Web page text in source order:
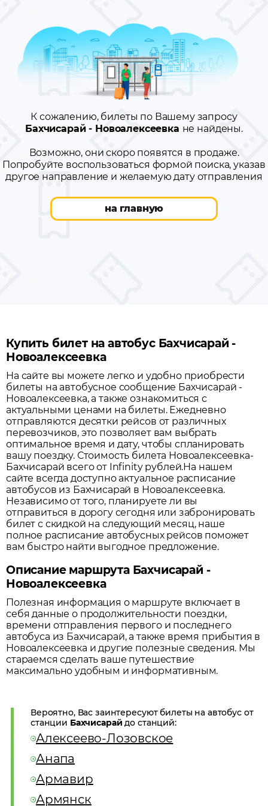
К сожалению, билеты по Вашему запросу
Бахчисарай - Новоалексеевка не найдены.
Возможно, они скоро появятся в продаже.
Попробуйте воспользоваться формой поиска, указав
другое направление и желаемую дату отправления
на главную
Купить билет на автобус Бахчисарай -
Новоалексеевка
На сайте вы можете легко и удобно приобрести
билеты на автобусное сообщение Бахчисарай -
Новоалексеевка, а также ознакомиться с
актуальными ценами на билеты. Ежедневно
отправляются десятки рейсов от различных
перевозчиков, это позволяет вам выбрать
оптимальное время и дату, чтобы спланировать
вашу поездку. Стоимость билета Новоалексеевка-
Бахчисарай всего от Infinity рублей.На нашем
сайте всегда доступно актуальное расписание
автобусов из Бахчисарай в Новоалексеевка.
Независимо от того, планируете ли вы
отправиться в дорогу сегодня или забронировать
билет с скидкой на следующий месяц, наше
полное расписание автобусных рейсов поможет
вам быстро найти выгодное предложение.
Описание маршрута Бахчисарай -
Новоалексеевка
Полезная информация о маршруте включает в
себя данные о продолжительности поездки,
времени отправления первого и последнего
автобуса из Бахчисарай, а также время прибытия в
Новоалексеевка и другие полезные сведения. Мы
стараемся сделать ваше путешествие
максимально удобным и информативным.
Вероятно, Вас заинтересуют билеты на автобус от
станции Бахчисарай до станций:
Алексеево-Лозовское
Анапа
Армавир
Армянск